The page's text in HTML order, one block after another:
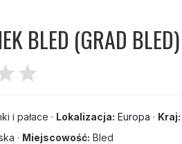
BLED (GRAD BLED)
star
i pałace · Lokalizacja: Europa · Kraj:
· Miejscowość: Bled